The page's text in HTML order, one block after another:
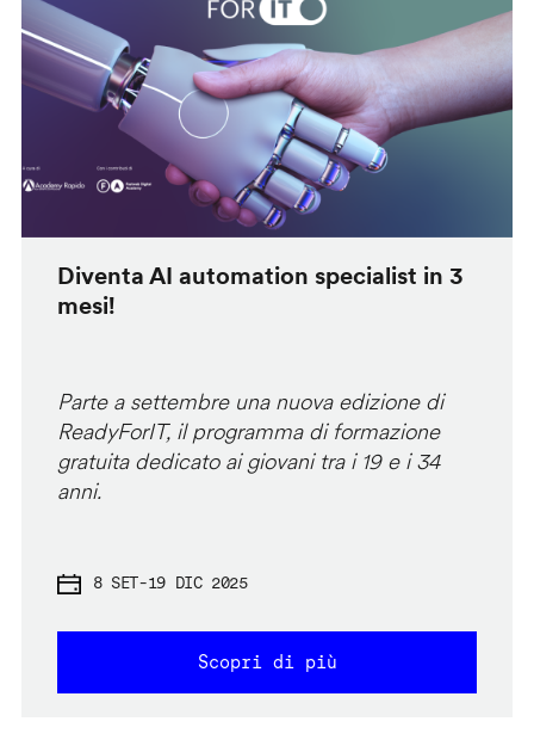
Diventa AI automation specialist in 3
mesi!
Parte a settembre una nuova edizione di
ReadyForIT, il programma di formazione
gratuita dedicato ai giovani tra i 19 e i 34
anni.
8 SET-19 DIC 2025
Scopri di più